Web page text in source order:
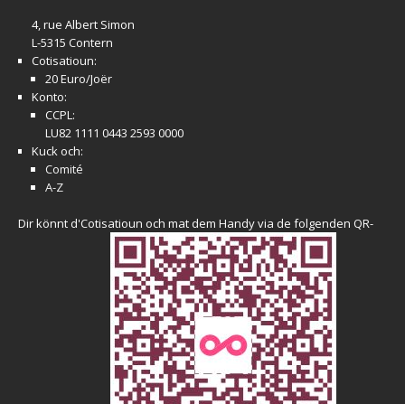
4, rue Albert Simon
L-5315 Contern
Cotisatioun:
20 Euro/Joër
Konto:
CCPL:
LU82 1111 0443 2593 0000
Kuck och:
Comité
A-Z
Dir könnt d'Cotisatioun och mat dem Handy via de folgenden QR-